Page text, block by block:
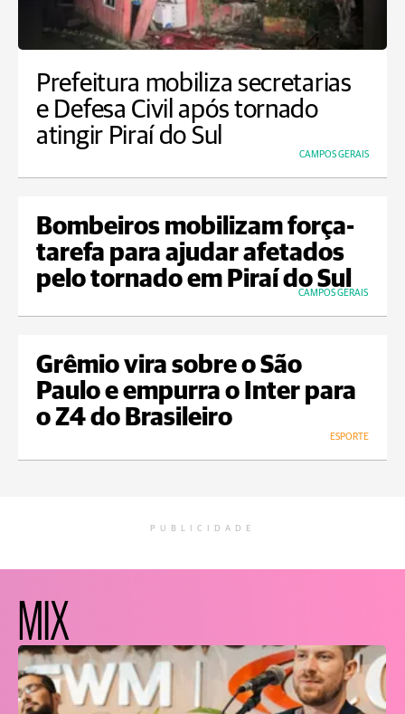
Prefeitura mobiliza secretarias
e Defesa Civil após tornado
atingir Piraí do Sul
CAMPOS GERAIS
Bombeiros mobilizam força-
tarefa para ajudar afetados
pelo tornado em Piraí do Sul
CAMPOS GERAIS
Grêmio vira sobre o São
Paulo e empurra o Inter para
o Z4 do Brasileiro
ESPORTE
PUBLICIDADE
MIX